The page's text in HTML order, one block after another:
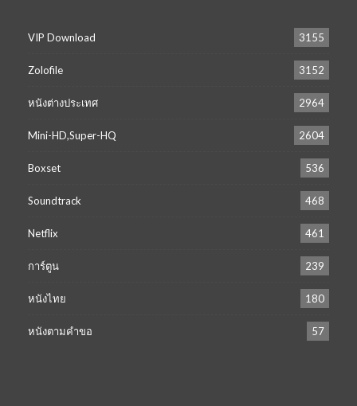
VIP Download 3155
Zolofile 3152
หนังต่างประเทศ 2964
Mini-HD,Super-HQ 2604
Boxset 536
Soundtrack 468
Netflix 461
การ์ตูน 239
หนังไทย 180
หนังตามคำขอ 57